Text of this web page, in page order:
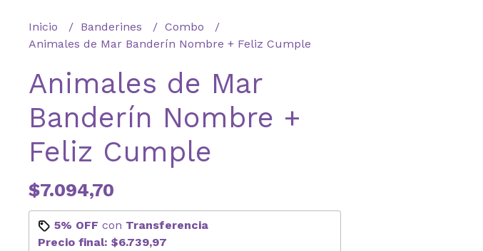
Inicio Banderines
Combo
Animales de Mar Banderín Nombre + Feliz Cumple
Animales de Mar
Banderín Nombre +
Feliz Cumple
$7.094,70
5% OFF con Transferencia
Precio final: $6.739,97